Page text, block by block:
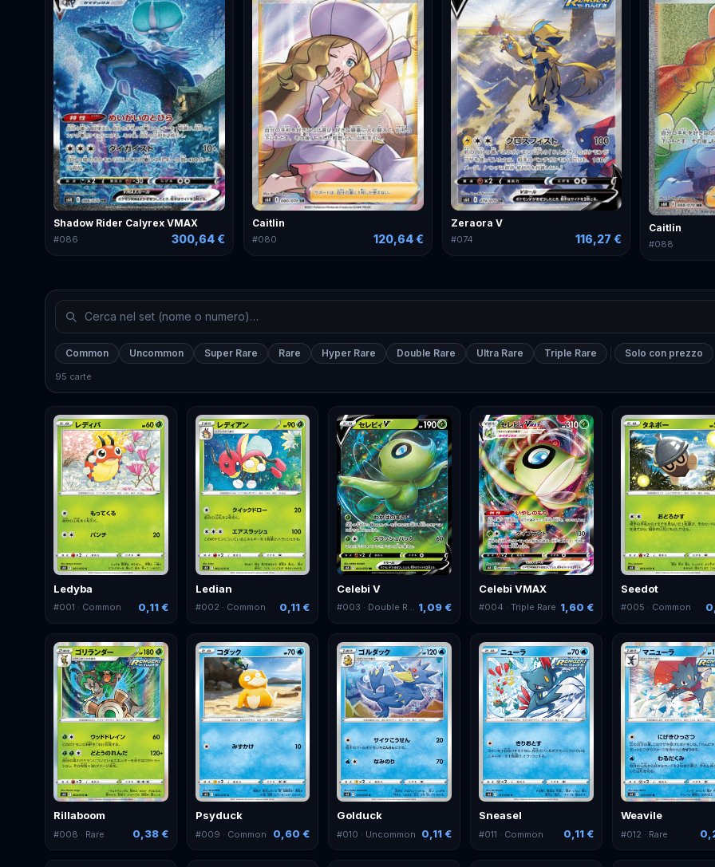
Shadow Rider Calyrex VMAX
#086 300,64 €
Caitlin
#080 120,64 €
Zeraora V
#074 116,27 €
Caitlin
#088
Common Uncommon Super Rare Rare Hyper Rare Double Rare Ultra Rare Triple Rare Solo con prezzo
95 carte
Ledyba
#001 · Common 0,11 €
Ledian
#002 · Common 0,11 €
Celebi V
#003 · Double Rare 1,09 €
Celebi VMAX
#004 · Triple Rare 1,60 €
Seedot
#005 · Common
Rillaboom
#008 · Rare 0,38 €
Psyduck
#009 · Common 0,60 €
Golduck
#010 · Uncommon 0,11 €
Sneasel
#011 · Common 0,11 €
Weavile
#012 · Rare